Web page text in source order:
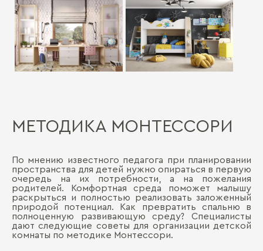
МЕТОДИКА МОНТЕССОРИ
По мнению известного педагога при планировании
пространства для детей нужно опираться в первую
очередь на их потребности, а на пожелания
родителей. Комфортная среда поможет малышу
раскрыться и полностью реализовать заложенный
природой потенциал. Как превратить спальню в
полноценную развивающую среду? Специалисты
дают следующие советы для организации детской
комнаты по методике Монтессори.